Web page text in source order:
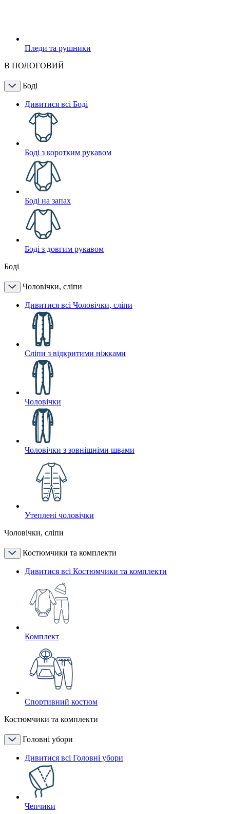
Пледи та рушники
В ПОЛОГОВИЙ
Боді
Дивитися всі Боді
Боді з коротким рукавом
Боді на запах
Боді з довгим рукавом
Боді
Чоловічки, сліпи
Дивитися всі Чоловічки, сліпи
Сліпи з відкритими ніжками
Чоловічки
Чоловічки з зовнішніми швами
Утеплені чоловічки
Чоловічки, сліпи
Костюмчики та комплекти
Дивитися всі Костюмчики та комплекти
Комплект
Спортивний костюм
Костюмчики та комплекти
Головні убори
Дивитися всі Головні убори
Чепчики